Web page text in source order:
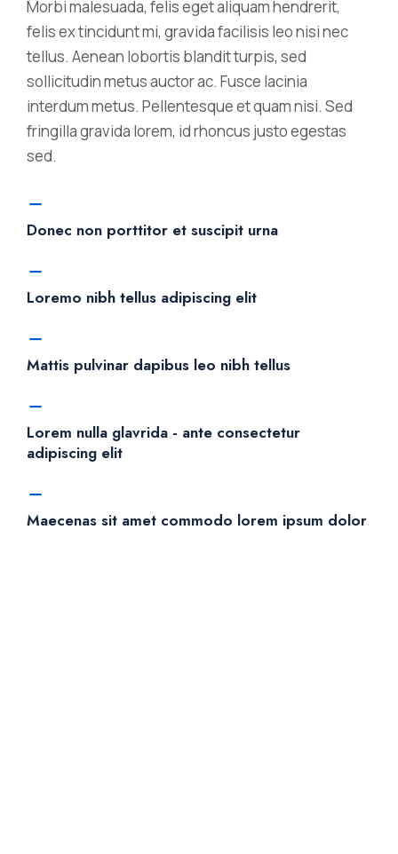
Morbi malesuada, felis eget aliquam hendrerit,
felis ex tincidunt mi, gravida facilisis leo nisi nec
tellus. Aenean lobortis blandit turpis, sed
sollicitudin metus auctor ac. Fusce lacinia
interdum metus. Pellentesque et quam nisi. Sed
fringilla gravida lorem, id rhoncus justo egestas
sed.
Donec non porttitor et suscipit urna
Loremo nibh tellus adipiscing elit
Mattis pulvinar dapibus leo nibh tellus
Lorem nulla glavrida - ante consectetur
adipiscing elit
Maecenas sit amet commodo lorem ipsum dolor